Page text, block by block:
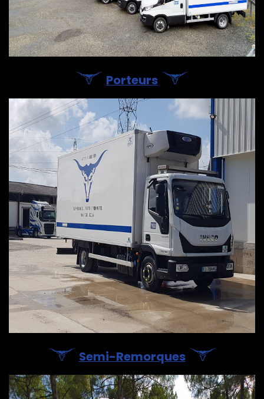
Porteurs
Semi-Remorques